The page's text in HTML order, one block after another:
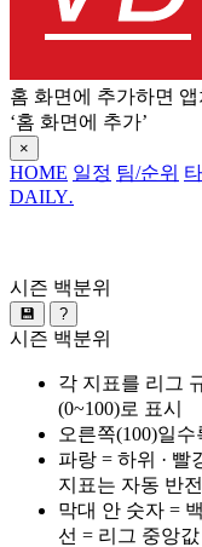
홈 화면에 추가하면
‘홈 화면에 추가’
×
HOME 일정 팀/순위
DAILY.
시즌 백분위
💾 ?
시즌 백분위
각 지표를 리그
(0~100)로 표시
오른쪽(100)일
파랑 = 하위 · 빨
지표는 자동 반
막대 안 숫자 =
선 = 리그 중앙값